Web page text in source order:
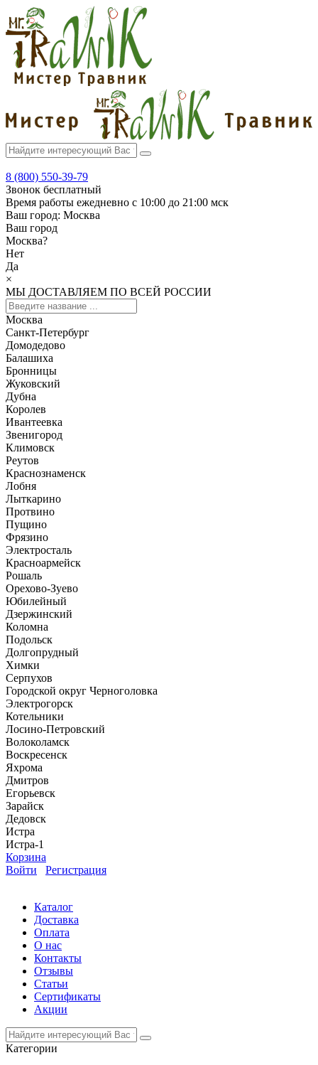
8 (800) 550-39-79
Звонок бесплатный
Время работы ежедневно с 10:00 до 21:00 мск
Ваш город: Москва
Ваш город
Москва?
Нет
Да
×
МЫ ДОСТАВЛЯЕМ ПО ВСЕЙ РОССИИ
Москва
Санкт-Петербург
Домодедово
Балашиха
Бронницы
Жуковский
Дубна
Королев
Ивантеевка
Звенигород
Климовск
Реутов
Краснознаменск
Лобня
Лыткарино
Протвино
Пущино
Фрязино
Электросталь
Красноармейск
Рошаль
Орехово-Зуево
Юбилейный
Дзержинский
Коломна
Подольск
Долгопрудный
Химки
Серпухов
Городской округ Черноголовка
Электрогорск
Котельники
Лосино-Петровский
Волоколамск
Воскресенск
Яхрома
Дмитров
Егорьевск
Зарайск
Дедовск
Истра
Истра-1
Корзина
Войти
Регистрация
Каталог
Доставка
Оплата
О нас
Контакты
Отзывы
Статьи
Сертификаты
Акции
Категории